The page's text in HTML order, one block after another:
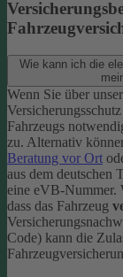
Wie kann ich die
Wenn Sie über
Fahrzeugs
zu. Alternativ
Beratung vor Ort
aus dem deutschen
eine eVB-Nummer.
dass das Fahrzeug
Code) kann die